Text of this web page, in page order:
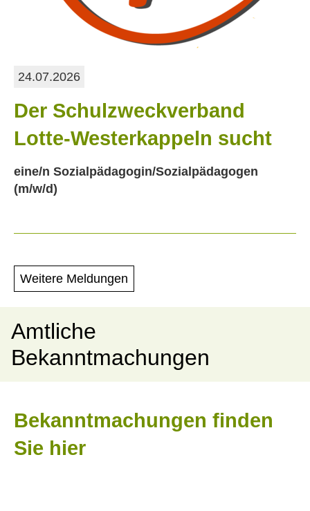
24.07.2026
Der Schulzweckverband
Lotte-Westerkappeln sucht
eine/n Sozialpädagogin/Sozialpädagogen
(m/w/d)
Weitere Meldungen
Amtliche
Bekanntmachungen
Bekanntmachungen finden
Sie hier